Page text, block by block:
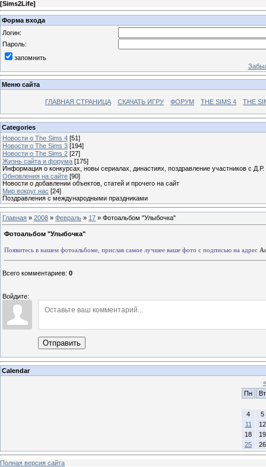
[Sims2Life]
Форма входа
Логин:
Пароль:
запомнить
Меню сайта
ГЛАВНАЯ СТРАНИЦА СКАЧАТЬ ИГРУ ФОРУМ THE SIMS 4 THE
Categories
Новости о The Sims 4 [51]
Новости о The Sims 3 [194]
Новости о The Sims 2 [27]
Жизнь сайта и форума [175]
Информация о конкурсах, новы сериалах, династиях, поздравление участников с Д.Р.
Обновления на сайте [90]
Новости о добавлении объектов, статей и прочего на сайт
Мир вокруг нас [24]
Поздравления с международными праздниками
Главная » 2008 » Февраль » 17 » Фотоальбом "Улыбочка"
Фотоальбом "Улыбочка"
Появитесь в нашем фотоальбоме, прислав самое лучшее ваше фото с подписью на адрес
Всего комментариев: 0
Войдите:
Отправить
Calendar
«
Пн
Вт
4
5
11
12
18
19
25
26
Полная версия сайта